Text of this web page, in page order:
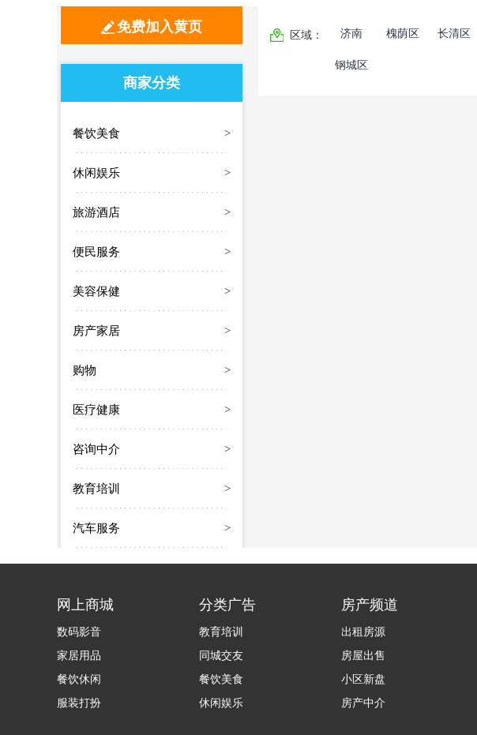
免费加入黄页
商家分类
餐饮美食 >
休闲娱乐 >
旅游酒店 >
便民服务 >
美容保健 >
房产家居 >
购物 >
医疗健康 >
咨询中介 >
教育培训 >
汽车服务 >
区域： 济南 槐荫区 长清区
钢城区
网上商城
数码影音
家居用品
餐饮休闲
服装打扮
分类广告
教育培训
同城交友
餐饮美食
休闲娱乐
房产频道
出租房源
房屋出售
小区新盘
房产中介